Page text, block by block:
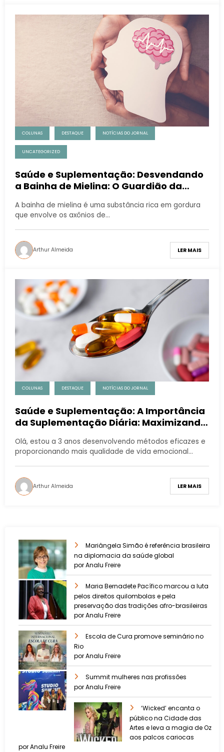
COLUNAS DESTAQUE NOTÍCIAS DO JORNAL
UNCATEGORIZED
Saúde e Suplementação: Desvendando
a Bainha de Mielina: O Guardião da
Nervoso
A bainha de mielina é uma substância rica em gordura
que envolve os axônios de…
Arthur Almeida LER MAIS
COLUNAS DESTAQUE NOTÍCIAS DO JORNAL
Saúde e Suplementação: A Importância
da Suplementação Diária: Maximizando
Olá, estou a 3 anos desenvolvendo métodos eficazes e
proporcionando mais qualidade de vida emocional…
Arthur Almeida LER MAIS
Mariângela Simão é referência brasileira
na diplomacia da saúde global
por Analu Freire
Maria Bernadete Pacífico marcou a luta
pelos direitos quilombolas e pela
preservação das tradições afro-brasileiras
por Analu Freire
Escola de Cura promove seminário no
Rio
por Analu Freire
Summit mulheres nas profissões
por Analu Freire
‘Wicked’ encanta o
público na Cidade das
Artes e leva a magia de Oz
aos palcos cariocas
por Analu Freire